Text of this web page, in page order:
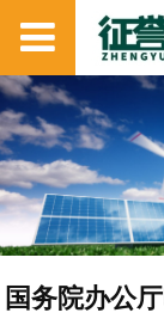
国务院办公